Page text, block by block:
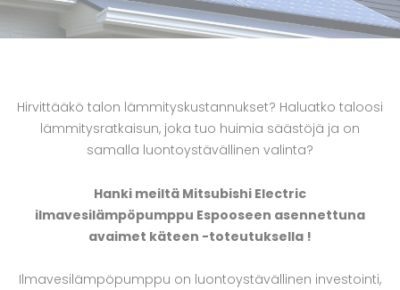
Hirvittääkö talon lämmityskustannukset? Haluatko taloosi
lämmitysratkaisun, joka tuo huimia säästöjä ja on
samalla luontoystävällinen valinta?
Hanki meiltä Mitsubishi Electric
ilmavesilämpöpumppu Espooseen asennettuna
avaimet käteen -toteutuksella !
Ilmavesilämpöpumppu on luontoystävällinen investointi,